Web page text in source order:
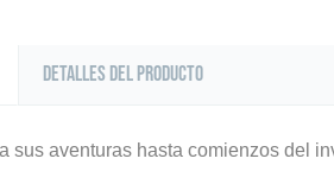
Detalles del producto
sus aventuras hasta comienzos del